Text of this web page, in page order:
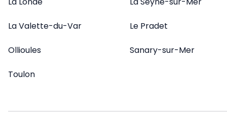
La Valette-du-Var Le Pradet
Ollioules Sanary-sur-Mer
Toulon